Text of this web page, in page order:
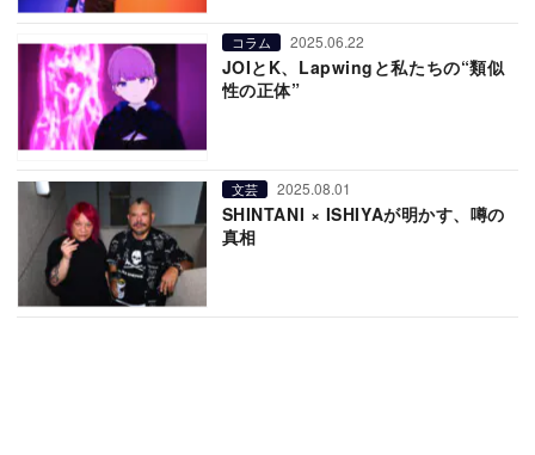
コラム 2025.06.22
JOIとK、Lapwingと私たちの“類似
性の正体”
文芸 2025.08.01
SHINTANI × ISHIYAが明かす、噂の
真相